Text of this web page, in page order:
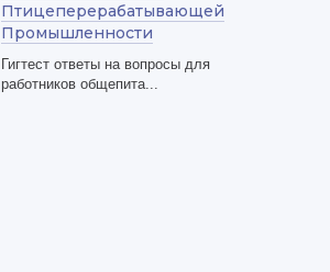
Птицеперерабатывающей
Промышленности
Гигтест ответы на вопросы для
работников общепита...